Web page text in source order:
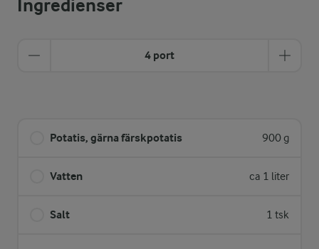
Ingredienser
4 port
Potatis, gärna färskpotatis 900 g
Vatten ca 1 liter
Salt 1 tsk